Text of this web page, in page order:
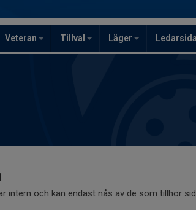
Veteran Tillval Läger
intern och kan endast nås av de som tillhör